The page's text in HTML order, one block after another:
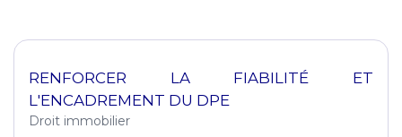
RENFORCER LA FIABILITÉ ET
L'ENCADREMENT DU DPE
Droit immobilier